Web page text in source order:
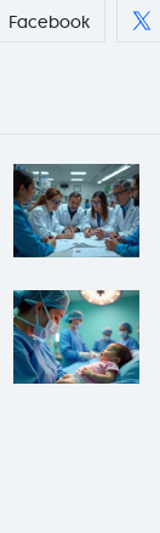
Facebook